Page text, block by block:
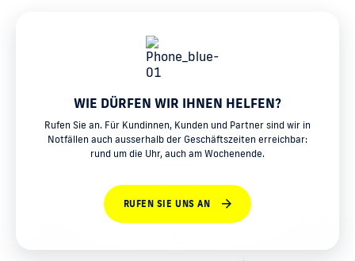
WIE DÜRFEN WIR IHNEN HELFEN?
Rufen Sie an. Für Kundinnen, Kunden und Partner sind wir in
Notfällen auch ausserhalb der Geschäftszeiten erreichbar:
rund um die Uhr, auch am Wochenende.
RUFEN SIE UNS AN